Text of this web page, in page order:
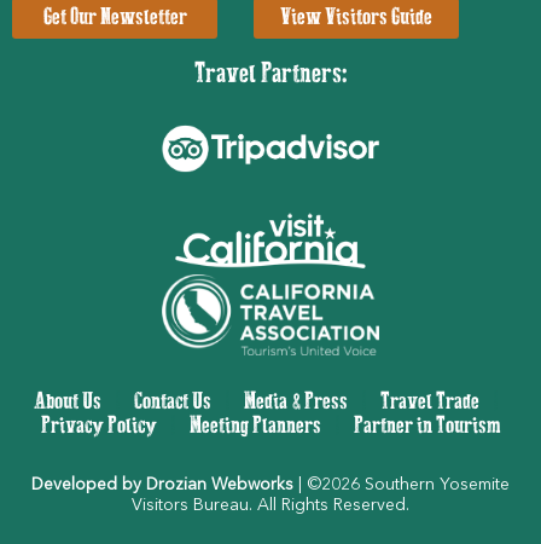
Get Our Newsletter View Visitors Guide
Travel Partners:
About Us Contact Us Media & Press Travel Trade|
Privacy Policy| Meeting Planners Partner in Tourism
Developed by Drozian Webworks | ©2026 Southern Yosemite
Visitors Bureau. All Rights Reserved.